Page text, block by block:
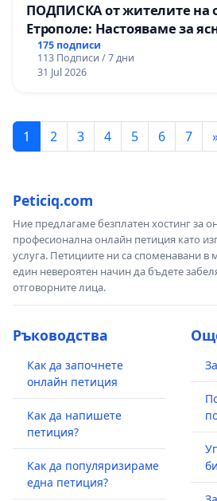
ПОДПИСКА от жителите на
Етрополе: Настояваме за
“Елаците-МЕД” АД и от
изпълнят всички
175 подписи
113 Подписи / 7 дни
31 Jul 2026
1 2 3 4 5 6 7
Peticiq.com
Ние предлагаме безплатен хостинг за
професионална онлайн петиция като
услуга. Петициите ни са споменавани в
един невероятен начин да бъдете
отговорните лица.
Ръководства
Как да започнете
онлайн петиция
Как да напишете
петиция?
Как да популяризираме
една петиция?